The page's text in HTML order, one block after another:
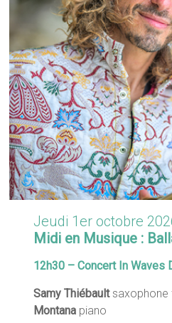
Jeudi 1er octobre
Midi en Musique :
12h30 – Concert In Waves
Samy Thiébault saxophone
Montana piano